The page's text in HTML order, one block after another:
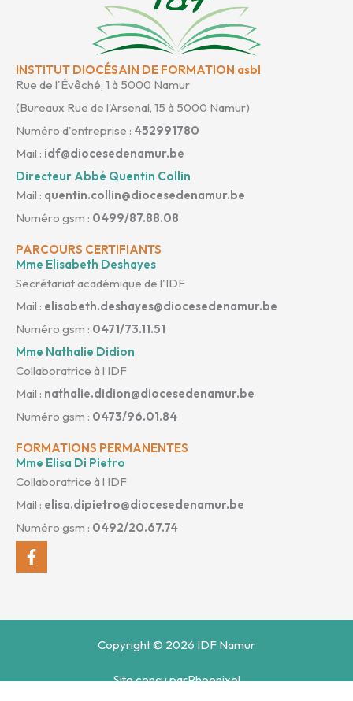
INSTITUT DIOCÉSAIN DE FORMATION asbl
Rue de l'Évêché, 1 à 5000 Namur
(Bureaux Rue de l'Arsenal, 15 à 5000 Namur)
Numéro d'entreprise : 452991780
Mail : idf@diocesedenamur.be
Directeur Abbé Quentin Collin
Mail : quentin.collin@diocesedenamur.be
Numéro gsm : 0499/87.88.08
PARCOURS CERTIFIANTS
Mme Elisabeth Deshayes
Secrétariat académique de l'IDF
Mail : elisabeth.deshayes@diocesedenamur.be
Numéro gsm : 0471/73.11.51
Mme Nathalie Didion
Collaboratrice à l’IDF
Mail : nathalie.didion@diocesedenamur.be
Numéro gsm : 0473/96.01.84
FORMATIONS PERMANENTES
Mme Elisa Di Pietro
Collaboratrice à l’IDF
Mail : elisa.dipietro@diocesedenamur.be
Numéro gsm : 0492/20.67.74
Facebook-
f
Copyright © 2026 IDF Namur
Site conçu parPhoenixel